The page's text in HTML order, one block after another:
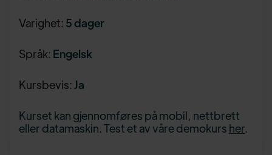
Varighet: 5 dager
Språk: Engelsk
Kursbevis:Ja
Kurset kan gjennomføres på mobil, nettbrett
eller datamaskin. Test et av våre demokurs her.